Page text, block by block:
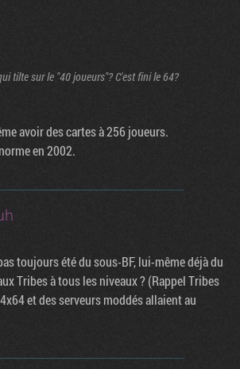
tilte sur le "40 joueurs"? C'est fini le 64?
avoir des cartes à 256 joueurs.
en 2002.
toujours été du sous-BF, lui-même déjà du
Tribes à tous les niveaux ? (Rappel Tribes
et des serveurs moddés allaient au